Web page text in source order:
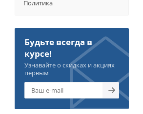
Политика
Будьте всегда в
курсе!
Узнавайте о скидках и акциях
первым